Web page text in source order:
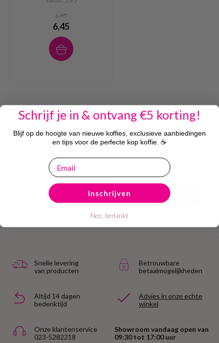
6,95
6,45
Exclusieve korting ontvangen?
Aanmelden
Snelle levering
van producten
Betrouwbare
betaalmogelijkheden
Altijd 14 dagen
bedenktijd
Advies in onze echte
winkel
Onze klantenservice
023-5282218
Showroom vandaag open van
09:30 tot 17:00 uur
Schrijf je in & ontvang €5 korting!
Blijf op de hoogte van nieuwe koffies, exclusieve aanbiedingen
en tips voor de perfecte kop koffie. ☕
email
Inschrijven
Nee, bedankt